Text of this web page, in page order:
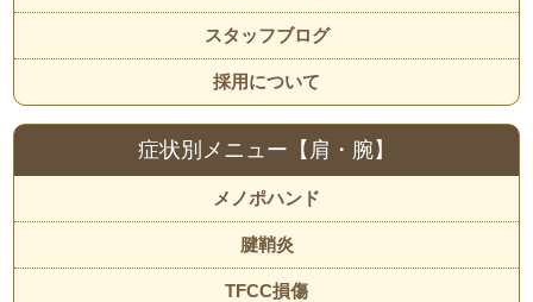
スタッフブログ
採用について
症状別メニュー【肩・腕】
メノポハンド
腱鞘炎
TFCC損傷